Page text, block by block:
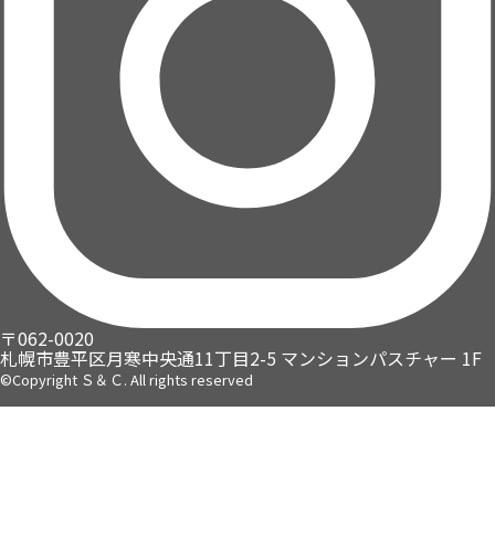
〒062-0020
札幌市豊平区月寒中央通11丁目2-5 マンションパスチャー 1F
©Copyright Ｓ＆Ｃ. All rights reserved